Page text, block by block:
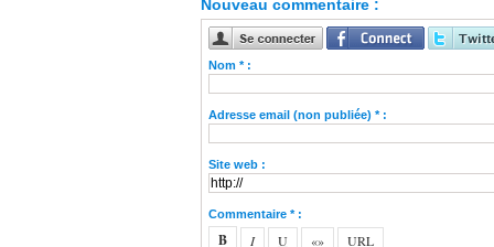
Nouveau commentaire :
Nom * :
Adresse email (non publiée) * :
Site web :
Commentaire * :